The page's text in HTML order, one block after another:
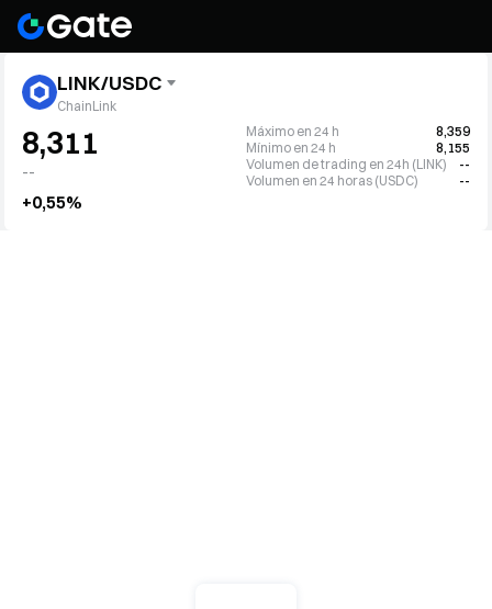
LINK/USDC
ChainLink
8,311
--
+0,55%
Máximo en 24 h
8,359
Mínimo en 24 h
8,155
Volumen de trading en 24h (LINK)
--
Volumen en 24 horas (USDC)
--